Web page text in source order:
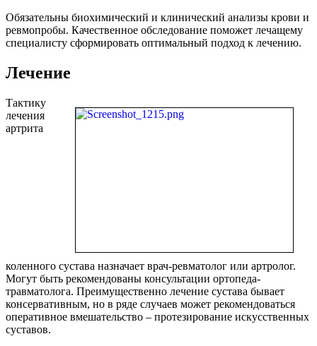
Обязательны биохимический и клинический анализы крови и
ревмопробы. Качественное обследование поможет лечащему
специалисту сформировать оптимальный подход к лечению.
Лечение
Тактику
лечения
артрита
коленного сустава назначает врач-ревматолог или артролог.
Могут быть рекомендованы консультации ортопеда-
травматолога. Преимущественно лечение сустава бывает
консервативным, но в ряде случаев может рекомендоваться
оперативное вмешательство – протезирование искусственных
суставов.